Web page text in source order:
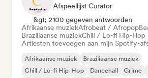
Afspeellijst Curator
&gt; 2100 gegeven antwoorden
Afrikaanse muziekAfrobeat / Afropop
Braziliaanse muziekChill / Lo-fi Hip-Hop
Artiesten toevoegen aan mijn Spotify-
Afrikaanse muziek
Braziliaanse muziek
Chill / Lo-fi Hip-Hop
Dancehall Grime